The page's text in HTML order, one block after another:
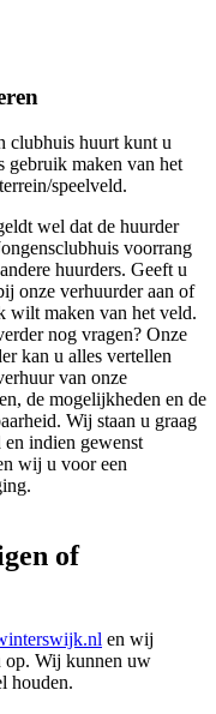
clubhuis huurt kunt u
gebruik maken van het
speelveld.
wel dat de huurder
voorrang
huurders. Geeft u
onze verhuurder aan of
wilt maken van het veld.
nog vragen? Onze
kan u alles vertellen
van onze
de mogelijkheden en de
Wij staan u graag
indien gewenst
wij u voor een
of
en wij
op. Wij kunnen uw
houden.